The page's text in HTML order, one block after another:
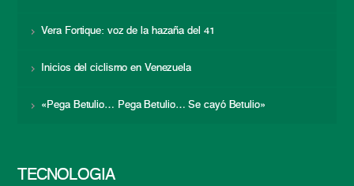
Vera Fortique: voz de la hazaña del 41
Inicios del ciclismo en Venezuela
«Pega Betulio… Pega Betulio… Se cayó Betulio»
TECNOLOGÍA